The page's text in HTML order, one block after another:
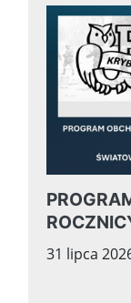
KRYBAR ŚWIATOWEGO ZWIĄZKU